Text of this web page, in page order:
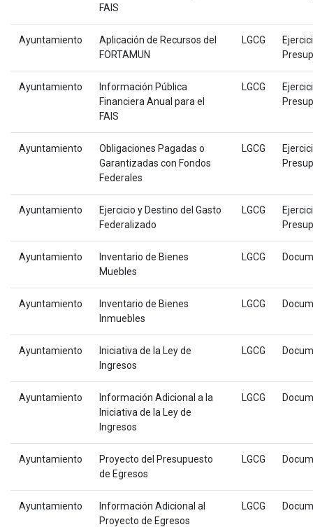
FAIS
Ayuntamiento
Aplicación de Recursos del
FORTAMUN
LGCG
Ayuntamiento
Información Pública
Financiera Anual para el
FAIS
LGCG
Ayuntamiento
Obligaciones Pagadas o
Garantizadas con Fondos
Federales
LGCG
Ayuntamiento
Ejercicio y Destino del Gasto
Federalizado
LGCG
Ayuntamiento
Inventario de Bienes
Muebles
LGCG
Ayuntamiento
Inventario de Bienes
Inmuebles
LGCG
Ayuntamiento
Iniciativa de la Ley de
Ingresos
LGCG
Ayuntamiento
Información Adicional a la
Iniciativa de la Ley de
Ingresos
LGCG
Ayuntamiento
Proyecto del Presupuesto
de Egresos
LGCG
Ayuntamiento
Información Adicional al
Proyecto de Egresos
LGCG